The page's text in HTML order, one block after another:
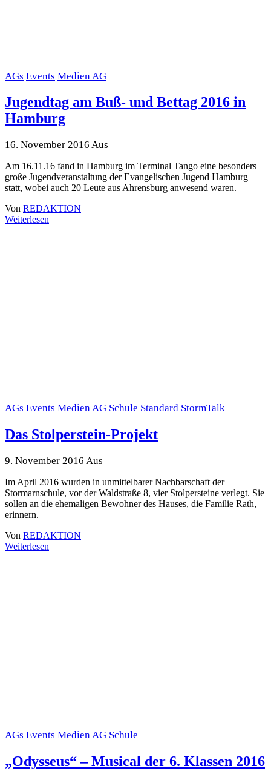
AGs Events Medien AG
Jugendtag am Buß- und Bettag 2016 in
Hamburg
16. November 2016 Aus
Am 16.11.16 fand in Hamburg im Terminal Tango eine besonders
große Jugendveranstaltung der Evangelischen Jugend Hamburg
statt, wobei auch 20 Leute aus Ahrensburg anwesend waren.
Von REDAKTION
Weiterlesen
AGs Events Medien AG Schule Standard StormTalk
Das Stolperstein-Projekt
9. November 2016 Aus
Im April 2016 wurden in unmittelbarer Nachbarschaft der
Stormarnschule, vor der Waldstraße 8, vier Stolpersteine verlegt. Sie
sollen an die ehemaligen Bewohner des Hauses, die Familie Rath,
erinnern.
Von REDAKTION
Weiterlesen
AGs Events Medien AG Schule
„Odysseus“ – Musical der 6. Klassen 2016